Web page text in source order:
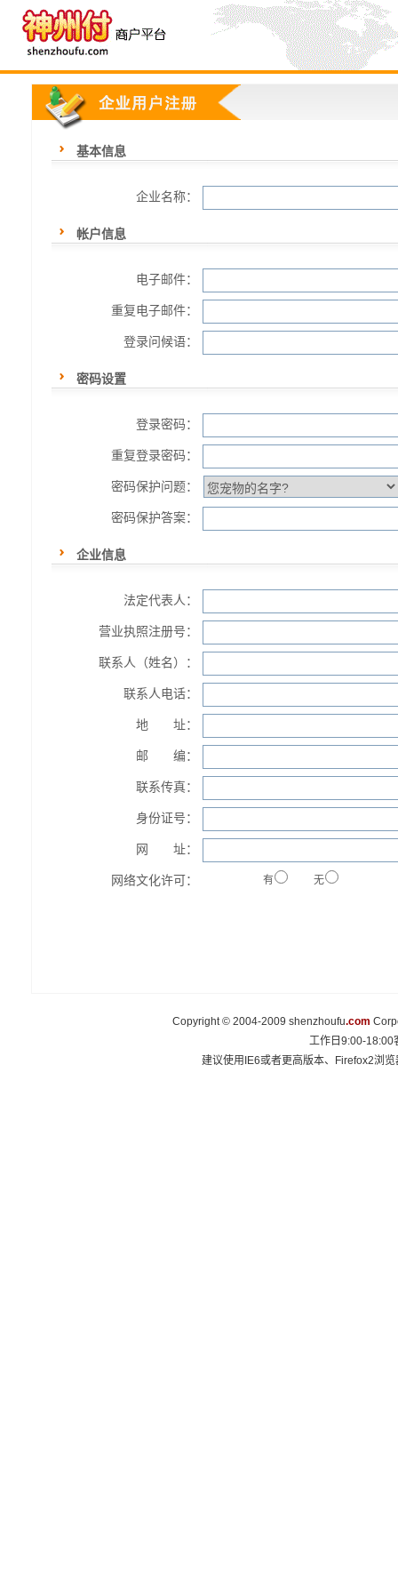
基本信息
企业名称：
帐户信息
电子邮件：
重复电子邮件：
登录问候语：
密码设置
登录密码：
重复登录密码：
密码保护问题：
密码保护答案：
企业信息
法定代表人：
营业执照注册号：
联系人（姓名）：
联系人电话：
地 址：
邮 编：
联系传真：
身份证号：
网 址：
网络文化许可： 有 无
Copyright © 2004-2009 shenzhoufu.com
工作日9:00-18:00
建议使用IE6或者更高版本、Firefox2浏